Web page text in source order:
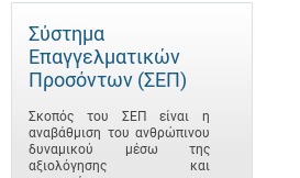
Σύστημα
Επαγγελματικών
Προσόντων (ΣΕΠ)
Σκοπός του ΣΕΠ είναι η
αναβάθμιση του ανθρώπινου
δυναμικού μέσω της
αξιολόγησης και